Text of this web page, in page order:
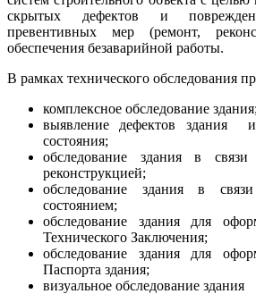
скрытых дефектов и
превентивных мер (ремонт,
обеспечения безаварийной работы.
В рамках технического обследования
комплексное обследование здания;
выявление дефектов здания
состояния;
обследование здания в
реконструкцией;
обследование здания в
состоянием;
обследование здания для
Технического Заключения;
обследование здания для
Паспорта здания;
визуальное обследование здания